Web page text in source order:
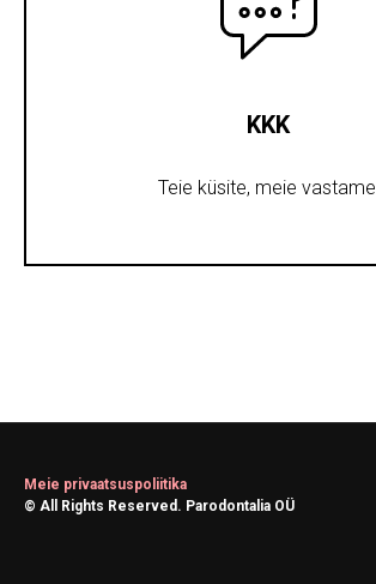
KKK
Teie küsite, meie
Meie privaatsuspoliitika
© All Rights Reserved. Parodontalia OÜ